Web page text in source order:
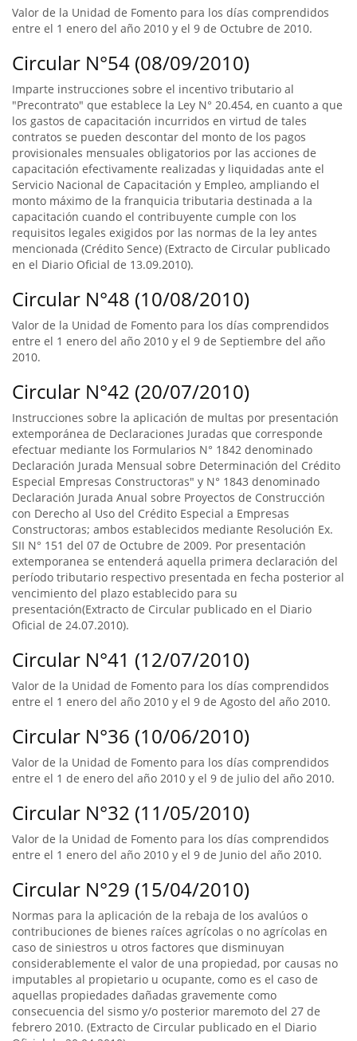
Valor de la Unidad de Fomento para los días comprendidos
entre el 1 enero del año 2010 y el 9 de Octubre de 2010.
Circular N°54 (08/09/2010)
Imparte instrucciones sobre el incentivo tributario al
"Precontrato" que establece la Ley N° 20.454, en cuanto a que
los gastos de capacitación incurridos en virtud de tales
contratos se pueden descontar del monto de los pagos
provisionales mensuales obligatorios por las acciones de
capacitación efectivamente realizadas y liquidadas ante el
Servicio Nacional de Capacitación y Empleo, ampliando el
monto máximo de la franquicia tributaria destinada a la
capacitación cuando el contribuyente cumple con los
requisitos legales exigidos por las normas de la ley antes
mencionada (Crédito Sence) (Extracto de Circular publicado
en el Diario Oficial de 13.09.2010).
Circular N°48 (10/08/2010)
Valor de la Unidad de Fomento para los días comprendidos
entre el 1 enero del año 2010 y el 9 de Septiembre del año
2010.
Circular N°42 (20/07/2010)
Instrucciones sobre la aplicación de multas por presentación
extemporánea de Declaraciones Juradas que corresponde
efectuar mediante los Formularios N° 1842 denominado
Declaración Jurada Mensual sobre Determinación del Crédito
Especial Empresas Constructoras" y N° 1843 denominado
Declaración Jurada Anual sobre Proyectos de Construcción
con Derecho al Uso del Crédito Especial a Empresas
Constructoras; ambos establecidos mediante Resolución Ex.
SII N° 151 del 07 de Octubre de 2009. Por presentación
extemporanea se entenderá aquella primera declaración del
período tributario respectivo presentada en fecha posterior al
vencimiento del plazo establecido para su
presentación(Extracto de Circular publicado en el Diario
Oficial de 24.07.2010).
Circular N°41 (12/07/2010)
Valor de la Unidad de Fomento para los días comprendidos
entre el 1 enero del año 2010 y el 9 de Agosto del año 2010.
Circular N°36 (10/06/2010)
Valor de la Unidad de Fomento para los días comprendidos
entre el 1 de enero del año 2010 y el 9 de julio del año 2010.
Circular N°32 (11/05/2010)
Valor de la Unidad de Fomento para los días comprendidos
entre el 1 enero del año 2010 y el 9 de Junio del año 2010.
Circular N°29 (15/04/2010)
Normas para la aplicación de la rebaja de los avalúos o
contribuciones de bienes raíces agrícolas o no agrícolas en
caso de siniestros u otros factores que disminuyan
considerablemente el valor de una propiedad, por causas no
imputables al propietario u ocupante, como es el caso de
aquellas propiedades dañadas gravemente como
consecuencia del sismo y/o posterior maremoto del 27 de
febrero 2010. (Extracto de Circular publicado en el Diario